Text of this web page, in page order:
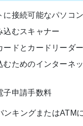
に接続可能なパソコン
込むスキャナー
ードとカードリーダー
むためのインターネ
子申請手数料
ンキングまたはATM